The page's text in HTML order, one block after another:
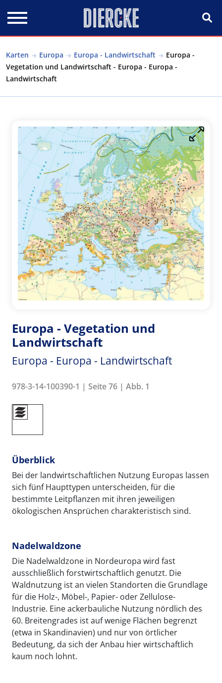
Karten Europa Europa - Landwirtschaft
Europa -
Vegetation und Landwirtschaft - Europa - Europa -
Landwirtschaft
Europa - Vegetation und
Landwirtschaft
Europa - Europa - Landwirtschaft
978-3-14-100390-1 | Seite 76 | Abb. 1
Überblick
Bei der landwirtschaftlichen Nutzung Europas lassen
sich fünf Haupttypen unterscheiden, für die
bestimmte Leitpflanzen mit ihren jeweiligen
ökologischen Ansprüchen charakteristisch sind.
Nadelwaldzone
Die Nadelwaldzone in Nordeuropa wird fast
ausschließlich forstwirtschaftlich genutzt. Die
Waldnutzung ist an vielen Standorten die Grundlage
für die Holz-, Möbel-, Papier- oder Zellulose-
Industrie. Eine ackerbauliche Nutzung nördlich des
60. Breitengrades ist auf wenige Flächen begrenzt
(etwa in Skandinavien) und nur von örtlicher
Bedeutung, da sich der Anbau hier wirtschaftlich
kaum noch lohnt.